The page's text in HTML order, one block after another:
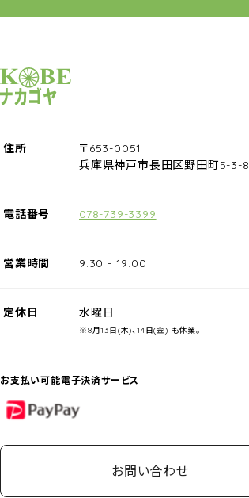
サイクルショップナカゴヤ
住所
〒653-0051
兵庫県神戸市長田区野田町5-3-8
電話番号 078-739-3399
営業時間 9:30 - 19:00
定休日 水曜日
※8月13日(木)、14日(金) も休業。
お支払い可能電子決済サービス
PayPay
お問い合わせ